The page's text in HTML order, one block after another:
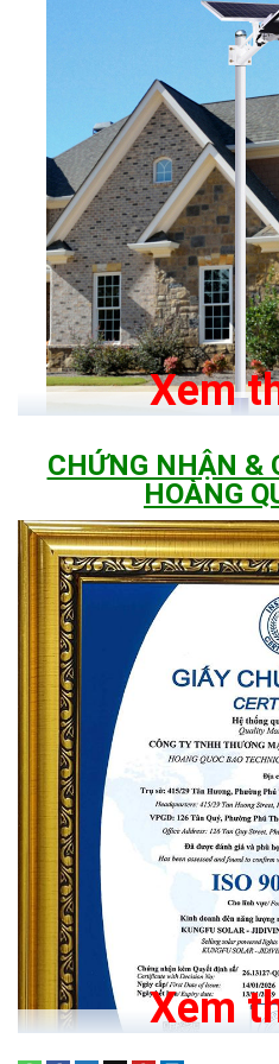
Ngoài công suất cao và thời
giờ/ ngày, đèn năng lượng
điểm như:
An toàn cho người sử dụng:
dây điện mà dùng trực tiếp
nên rất an toàn cho người sử
chập điện, rò rỉ điện.
Tiết kiệm: Đèn năng lượng mặt
cảm biến thông minh có
tối/sáng, rất phù hợp với những
đi xa hoặc quên bật/tắt đèn.
Giảm chi phí tiền điện:Vì sử
đèn nên quý khách hàng sẽ
mỗi tháng.
Dễ lắp đặt: Khác với hệ thống
đèn đường năng lượng mặt
kết nối pin năng lượng mặt trời
Xem
CHỨNG NHẬN &
HOÀNG
Xem